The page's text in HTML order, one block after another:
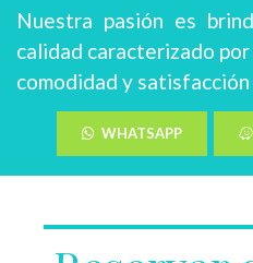
Nuestra pasión es
calidad caracterizado
comodidad y satisfacción
WHATSAPP